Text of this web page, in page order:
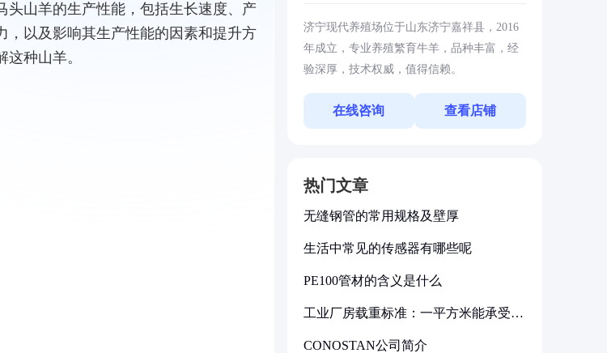
头山羊的生产性能，包括生长速度、产
，以及影响其生产性能的因素和提升方
种山羊。
济宁现代养殖场位于山东济宁嘉祥县，2016
年成立，专业养殖繁育牛羊，品种丰富，经
验深厚，技术权威，值得信赖。
在线咨询 查看店铺
热门文章
无缝钢管的常用规格及壁厚
生活中常见的传感器有哪些呢
PE100管材的含义是什么
工业厂房载重标准：一平方米能承受多
CONOSTAN公司简介